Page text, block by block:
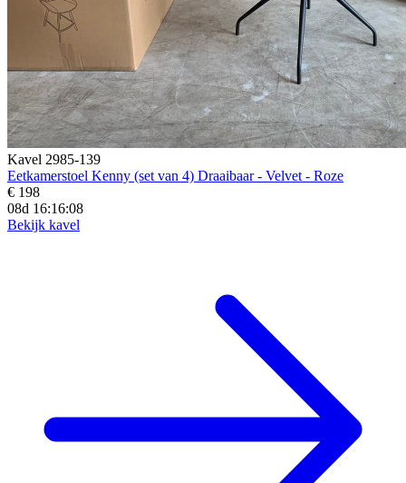
Kavel 2985-139
Eetkamerstoel Kenny (set van 4) Draaibaar - Velvet - Roze
€ 198
08d 16:16:06
Bekijk kavel